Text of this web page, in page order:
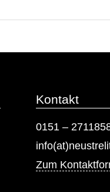
Kontakt
0151 –
Zum